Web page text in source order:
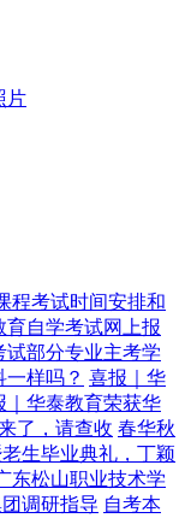
片
程考试时间安排和
育自学考试网上报
试部分专业主考学
样吗？ 喜报｜华
｜华泰教育荣获华
了，请查收 春华秋
生毕业典礼，丁颖
东松山职业技术学
调研指导 自考本